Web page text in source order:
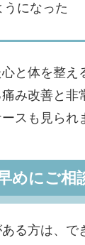
うになった
と体を整え
み改善と非
スも見られ
めにご相
る方は、で